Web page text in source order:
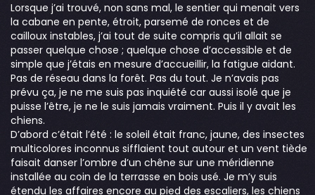
Lorsque j’ai trouvé, non sans mal, le sentier qui menait vers
la cabane en pente, étroit, parsemé de ronces et de
cailloux instables, j’ai tout de suite compris qu’il allait se
passer quelque chose ; quelque chose d’accessible et de
simple que j’étais en mesure d’accueillir, la fatigue aidant.
Pas de réseau dans la forêt. Pas du tout. Je n’avais pas
prévu ça, je ne me suis pas inquiété car aussi isolé que je
puisse l’être, je ne le suis jamais vraiment. Puis il y avait les
chiens.
D’abord c’était l’été : le soleil était franc, jaune, des insectes
multicolores inconnus sifflaient tout autour et un vent tiède
faisait danser l’ombre d’un chêne sur une méridienne
installée au coin de la terrasse en bois usé. Je m’y suis
étendu les affaires encore au pied des escaliers, les chiens